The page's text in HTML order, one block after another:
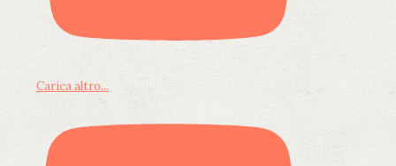
Carica altro...